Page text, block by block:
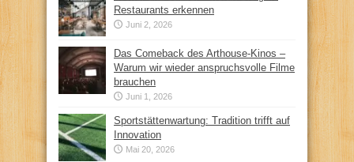
Restaurants erkennen
Juni 2, 2026
Das Comeback des Arthouse-Kinos –
Warum wir wieder anspruchsvolle Filme
brauchen
Juni 1, 2026
Sportstättenwartung: Tradition trifft auf
Innovation
Mai 20, 2026